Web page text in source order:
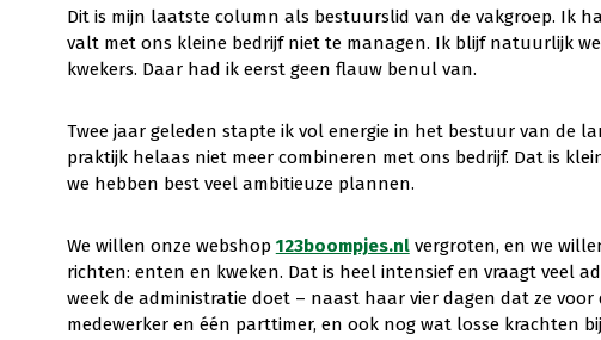
Dit is mijn laatste column als bestuurslid van de vakgroep. Ik
valt met ons kleine bedrijf niet te managen. Ik blijf natuurlijk
kwekers. Daar had ik eerst geen flauw benul van.
Twee jaar geleden stapte ik vol energie in het bestuur van de
praktijk helaas niet meer combineren met ons bedrijf. Dat is
we hebben best veel ambitieuze plannen.
We willen onze webshop 123boompjes.nlvergroten, en we
richten: enten en kweken. Dat is heel intensief en vraagt veel
week de administratie doet – naast haar vier dagen dat ze voor
medewerker en één parttimer, en ook nog wat losse krachten